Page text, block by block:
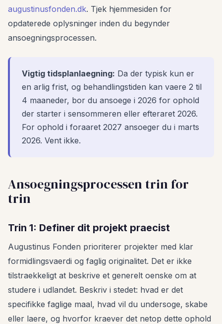
augustinusfonden.dk. Tjek hjemmesiden for
opdaterede oplysninger inden du begynder
ansoegningsprocessen.
Vigtig tidsplanlaegning: Da der typisk kun er
en arlig frist, og behandlingstiden kan vaere 2 til
4 maaneder, bor du ansoege i 2026 for ophold
der starter i sensommeren eller efteraret 2026.
For ophold i foraaret 2027 ansoeger du i marts
2026. Vent ikke.
Ansoegningsprocessen trin for
trin
Trin 1: Definer dit projekt praecist
Augustinus Fonden prioriterer projekter med klar
formidlingsvaerdi og faglig originalitet. Det er ikke
tilstraekkeligt at beskrive et generelt oenske om at
studere i udlandet. Beskriv i stedet: hvad er det
specifikke faglige maal, hvad vil du undersoge, skabe
eller laere, og hvorfor kraever det netop dette ophold